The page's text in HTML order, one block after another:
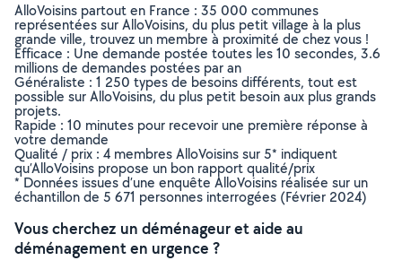
AlloVoisins partout en France : 35 000 communes
représentées sur AlloVoisins, du plus petit village à la plus
grande ville, trouvez un membre à proximité de chez vous !
Efficace : Une demande postée toutes les 10 secondes, 3.6
millions de demandes postées par an
Généraliste : 1 250 types de besoins différents, tout est
possible sur AlloVoisins, du plus petit besoin aux plus grands
projets.
Rapide : 10 minutes pour recevoir une première réponse à
votre demande
Qualité / prix : 4 membres AlloVoisins sur 5* indiquent
qu’AlloVoisins propose un bon rapport qualité/prix
* Données issues d’une enquête AlloVoisins réalisée sur un
échantillon de 5 671 personnes interrogées (Février 2024)
Vous cherchez un déménageur et aide au
déménagement en urgence ?